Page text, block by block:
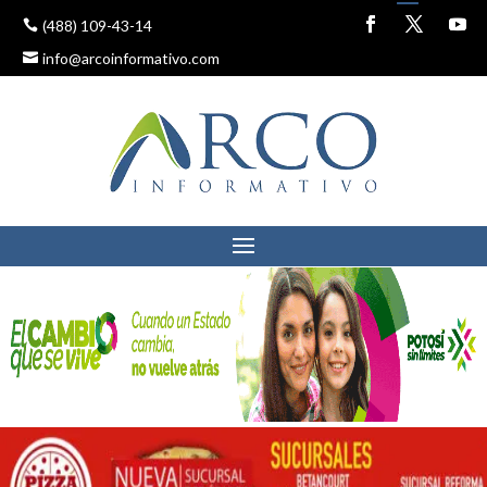
(488) 109-43-14
info@arcoinformativo.com
RICARDO GALLARDO